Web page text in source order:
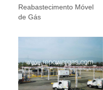
Reabastecimento Móvel
de Gás